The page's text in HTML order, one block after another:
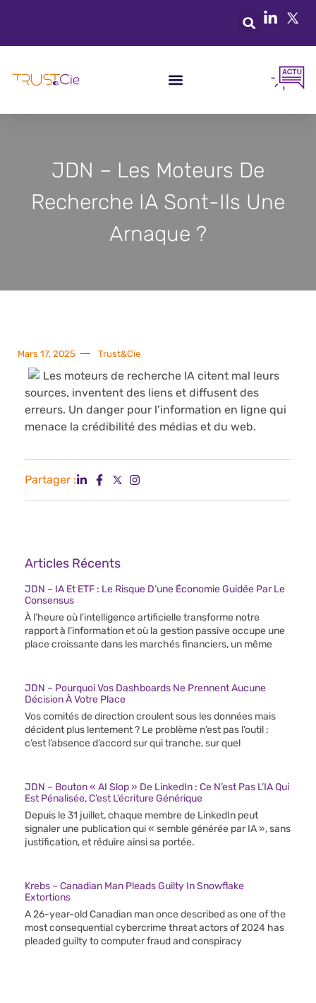
JDN – Les Moteurs De
Recherche IA Sont-Ils Une
Arnaque ?
Mars 17, 2025 Trust&Cie
Les moteurs de recherche IA citent mal leurs
sources, inventent des liens et diffusent des
erreurs. Un danger pour l’information en ligne qui
menace la crédibilité des médias et du web.
Partager :
Articles Récents
JDN – IA Et ETF : Le Risque D’une Économie Guidée Par Le
Consensus
À l’heure où l’intelligence artificielle transforme notre
rapport à l’information et où la gestion passive occupe une
place croissante dans les marchés financiers, un même
JDN – Pourquoi Vos Dashboards Ne Prennent Aucune
Décision À Votre Place
Vos comités de direction croulent sous les données mais
décident plus lentement ? Le problème n’est pas l’outil :
c’est l’absence d’accord sur qui tranche, sur quel
JDN – Bouton « AI Slop » De LinkedIn : Ce N’est Pas L’IA Qui
Est Pénalisée, C’est L’écriture Générique
Depuis le 31 juillet, chaque membre de LinkedIn peut
signaler une publication qui « semble générée par IA », sans
justification, et réduire ainsi sa portée.
Krebs – Canadian Man Pleads Guilty In Snowflake
Extortions
A 26-year-old Canadian man once described as one of the
most consequential cybercrime threat actors of 2024 has
pleaded guilty to computer fraud and conspiracy